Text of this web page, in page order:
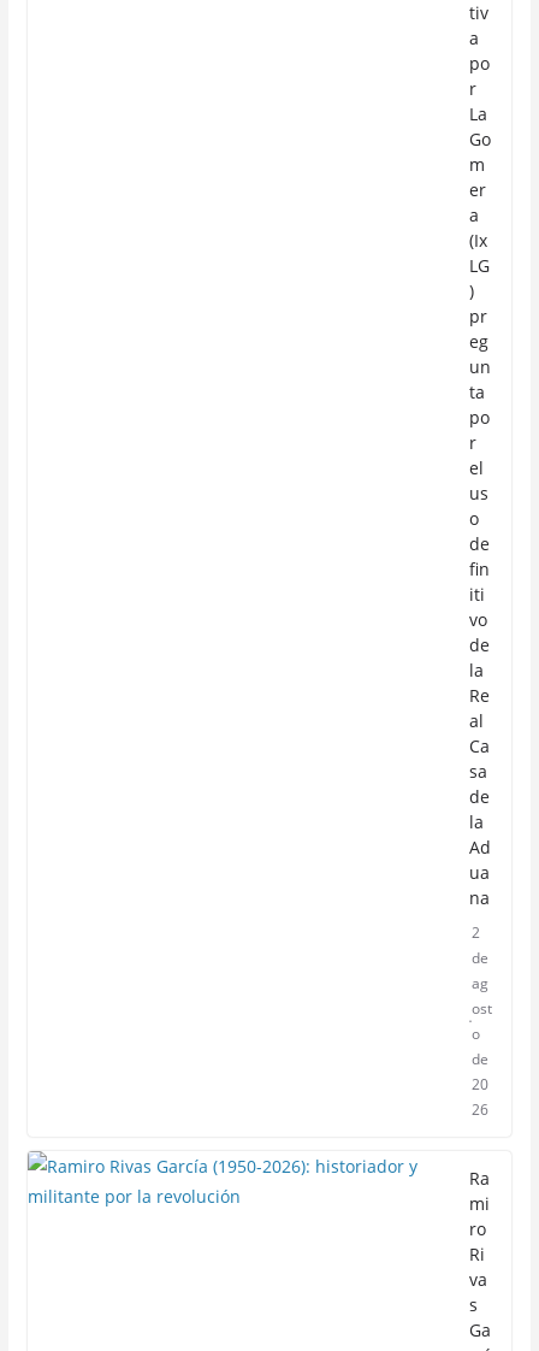
tiv
a
po
r
La
Go
m
er
a
(Ix
LG
)
pr
eg
un
ta
po
r
el
us
o
de
fin
iti
vo
de
la
Re
al
Ca
sa
de
la
Ad
ua
na
2
de
ag
ost
o
de
20
26
Ra
mi
ro
Ri
va
s
Ga